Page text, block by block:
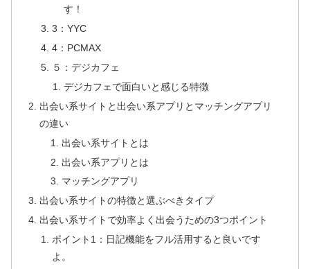
す！
3：YYC
4：PCMAX
５：デジカフェ
デジカフェで面白いと感じる特徴
出会い系サイトと出会い系アプリとマッチングアプリ
の違い
出会い系サイトとは
出会い系アプリとは
マッチングアプリ
出会い系サイトの特徴と選ぶべきタイプ
出会い系サイトで効率よく出会うための3つポイント
ポイント1：日記機能をフル活用すると良いです
よ。